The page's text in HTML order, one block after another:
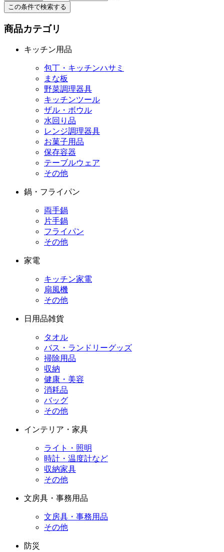
この条件で検索する
商品カテゴリ
キッチン用品
包丁・キッチンハサミ
まな板
野菜調理器具
キッチンツール
ザル・ボウル
水回り品
レンジ調理器具
お菓子用品
保存容器
テーブルウェア
その他
鍋・フライパン
両手鍋
片手鍋
フライパン
その他
家電
キッチン家電
扇風機
その他
日用品雑貨
タオル
バス・ランドリーグッズ
掃除用品
収納
健康・美容
消耗品
バッグ
その他
インテリア・家具
ライト・照明
時計・温度計など
収納家具
その他
文房具・事務用品
文房具・事務用品
その他
防災